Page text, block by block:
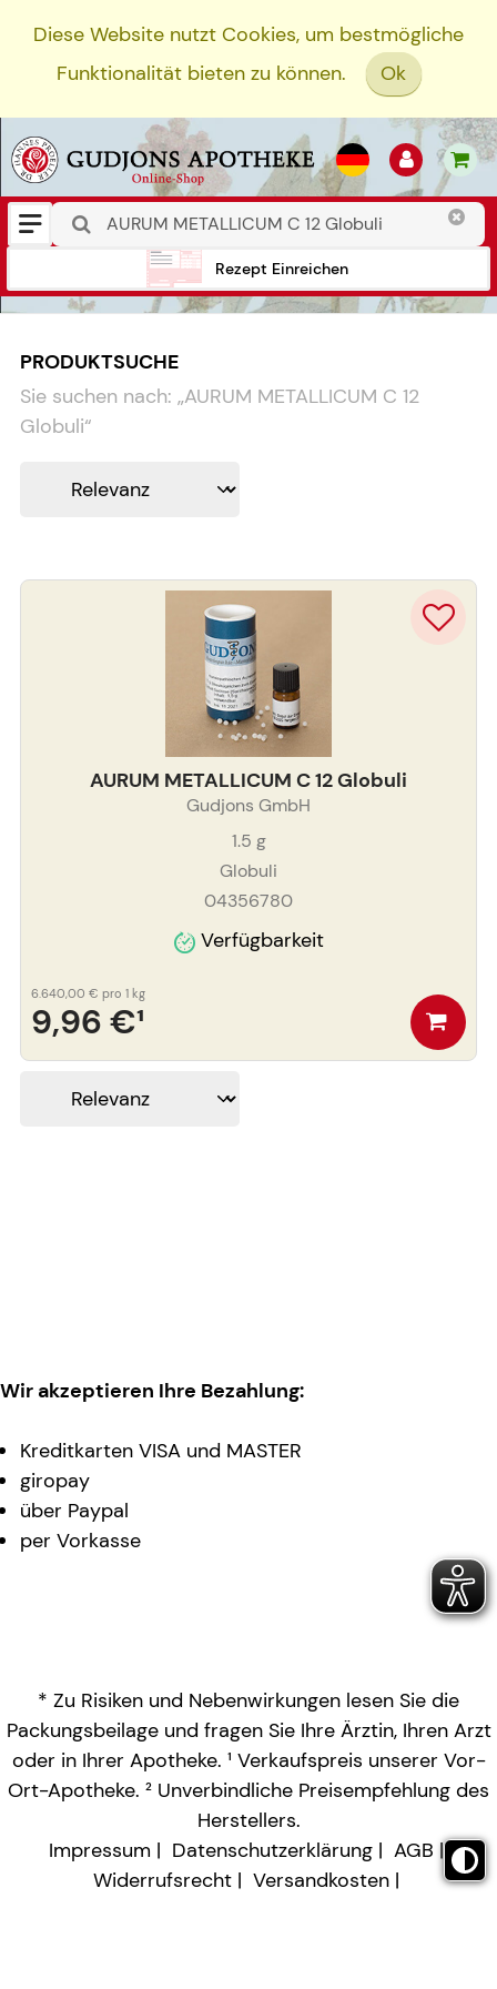
Diese Website nutzt Cookies, um bestmögliche
Funktionalität bieten zu können.
Ok
Rezept Einreichen
PRODUKTSUCHE
Sie suchen nach: „AURUM METALLICUM C 12
Globuli“
AURUM METALLICUM C 12 Globuli
Gudjons GmbH
1.5 g
Globuli
04356780
Verfügbarkeit
9,96 €¹
6.640,00 € pro 1 kg
Wir akzeptieren Ihre Bezahlung:
Kreditkarten VISA und MASTER
giropay
über Paypal
per Vorkasse
* Zu Risiken und Nebenwirkungen lesen Sie die
Packungsbeilage und fragen Sie Ihre Ärztin, Ihren Arzt
oder in Ihrer Apotheke. ¹ Verkaufspreis unserer Vor-
Ort-Apotheke. ² Unverbindliche Preisempfehlung des
Herstellers.
Impressum
Datenschutzerklärung
AGB
Widerrufsrecht
Versandkosten